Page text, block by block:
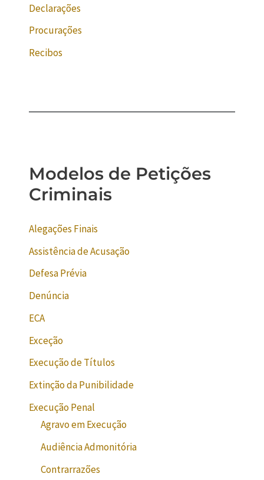
Declarações
Procurações
Recibos
Modelos de Petições
Criminais
Alegações Finais
Assistência de Acusação
Defesa Prévia
Denúncia
ECA
Exceção
Execução de Títulos
Extinção da Punibilidade
Execução Penal
Agravo em Execução
Audiência Admonitória
Contrarrazões